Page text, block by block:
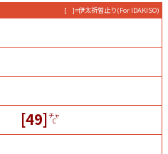
[ ]=伊太祈曽止り(For IDAKISO)
[49] チャ
C